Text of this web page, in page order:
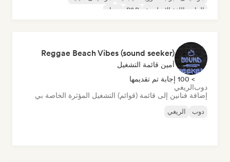
الراب باللغة الإنجليزية
R&B سول
Reggae Beach Vibes (sound seeker)
أمين قائمة التشغيل
> 100 إجابة تم تقديمها
دوبالريغي
إضافة فنانين إلى قائمة (قوائم) التشغيل المؤثرة الخاصة بي
دوب الريغي